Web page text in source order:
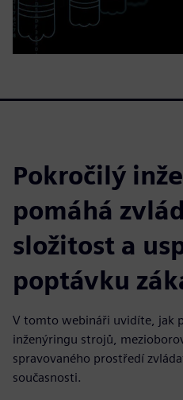
Pokročilý
pomáhá
složitost a
poptávku
V tomto webináři uvidíte, jak
inženýringu strojů,
spravovaného prostředí
současnosti.